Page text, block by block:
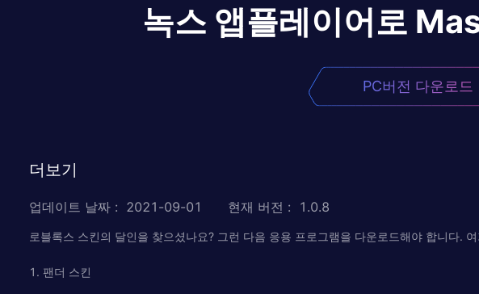
녹스 앱플레이어로
PC버전 다운로드
더보기
업데이트 날짜 : 2021-09-01 현재 버전 : 1.0.8
로블록스 스킨의 달인을 찾으셨나요? 그런 다음 응용 프로그램을 다운로드해야 합니다.
1. 팬더 스킨